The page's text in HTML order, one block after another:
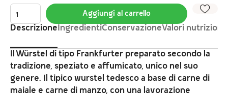
Aggiungi al carrello
DescrizioneIngredientiConservazioneValori
Il Würstel di tipo Frankfurter preparato secondo la
tradizione, speziato e affumicato, unico nel suo
genere. Il tipico wurstel tedesco a base di carne di
maiale e carne di manzo, con una lavorazione